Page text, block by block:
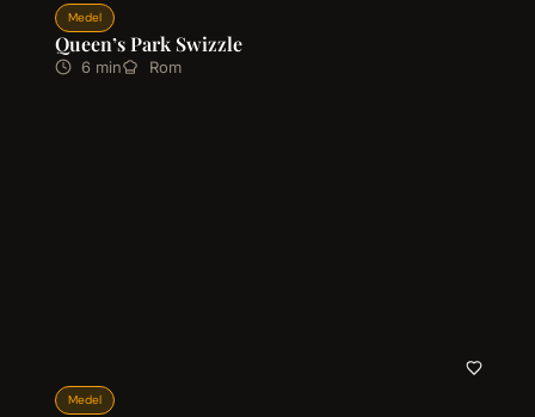
Medel
Queen’s Park Swizzle
6 min Rom
Medel